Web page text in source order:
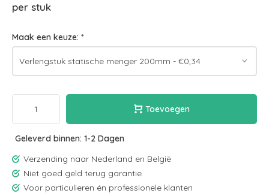
per stuk
Maak een keuze: *
Toevoegen
Geleverd binnen: 1-2 Dagen
Verzending naar Nederland en België
Niet goed geld terug garantie
Voor particulieren én professionele klanten